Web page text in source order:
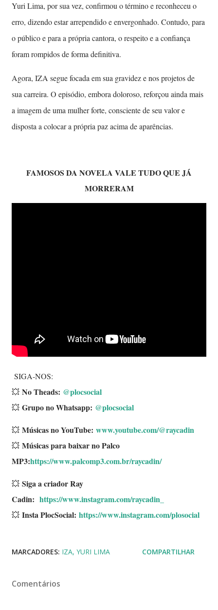
Yuri Lima, por sua vez, confirmou o término e reconheceu o
erro, dizendo estar arrependido e envergonhado. Contudo, para
o público e para a própria cantora, o respeito e a confiança
foram rompidos de forma definitiva.
Agora, IZA segue focada em sua gravidez e nos projetos de
sua carreira. O episódio, embora doloroso, reforçou ainda mais
a imagem de uma mulher forte, consciente de seu valor e
disposta a colocar a própria paz acima de aparências.
FAMOSOS DA NOVELA VALE TUDO QUE JÁ
MORRERAM
SIGA-NOS:
💥 No Theads: @plocsocial
💥 Grupo no Whatsapp: @plocsocial
💥 Músicas no YouTube: www.youtube.com/@raycadin
💥 Músicas para baixar no Palco
MP3:https://www.palcomp3.com.br/raycadin/
💥 Siga a criador Ray
Cadin: https://www.instagram.com/raycadin_
💥 Insta PlocSocial: https://www.instagram.com/plosocial
MARCADORES: IZA YURI LIMA COMPARTILHAR
Comentários